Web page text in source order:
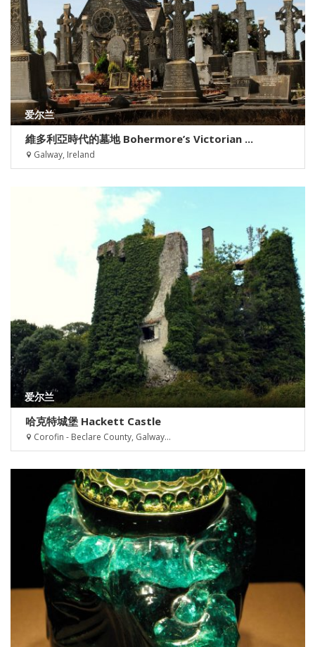
爱尔兰
維多利亞時代的墓地 Bohermore’s Victorian ...
Galway, Ireland
爱尔兰
哈克特城堡 Hackett Castle
Corofin - Beclare County, Galway...